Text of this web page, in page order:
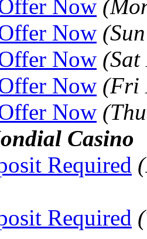
Now
Now
Now
Now (Fri
Now
Casino
Required
Required